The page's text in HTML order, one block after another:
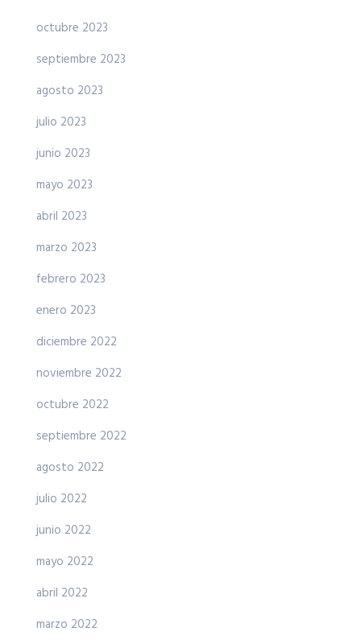
octubre 2023
septiembre 2023
agosto 2023
julio 2023
junio 2023
mayo 2023
abril 2023
marzo 2023
febrero 2023
enero 2023
diciembre 2022
noviembre 2022
octubre 2022
septiembre 2022
agosto 2022
julio 2022
junio 2022
mayo 2022
abril 2022
marzo 2022